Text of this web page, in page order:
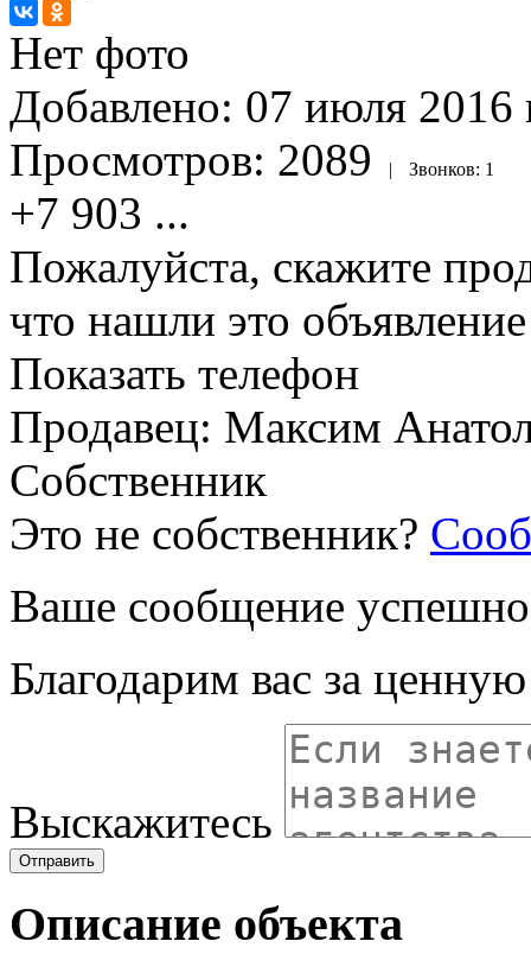
Нет фото
Добавлено: 07 июля 2016
Просмотров: 2089 | Звонков: 1
+7 903 ...
Пожалуйста, скажите
что нашли это
Показать телефон
Продавец: Максим
Собственник
Это не собственник?
Ваше сообщение успешно
Благодарим вас за
Выскажитесь
Отправить
Описание объекта